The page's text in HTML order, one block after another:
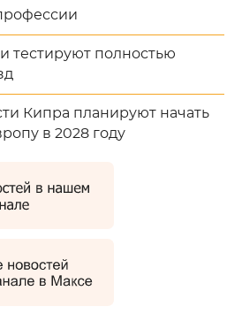
тестируют полностью
Кипра планируют начать
в 2028 году